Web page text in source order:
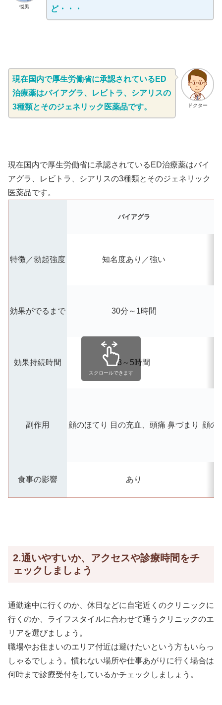
悩男 ど・・・
ドクター
現在国内で厚生労働省に承認されているED
治療薬はバイアグラ、レビトラ、シアリスの
3種類とそのジェネリック医薬品です。
現在国内で厚生労働省に承認されているED治療薬はバイ
アグラ、レビトラ、シアリスの3種類とそのジェネリック
医薬品です。
バイアグラ
特徴／勃起強度 知名度あり／強い
効果がでるまで 30分～1時間
効果持続時間 3～5時間
副作用 顔のほてり 目の充血、頭痛 鼻づまり 顔の
食事の影響 あり
スクロールできます
2.通いやすいか、アクセスや診療時間をチ
ェックしましょう
通勤途中に行くのか、休日などに自宅近くのクリニックに
行くのか、ライフスタイルに合わせて通うクリニックのエ
リアを選びましょう。
職場やお住まいのエリア付近は避けたいという方もいらっ
しゃるでしょう。慣れない場所や仕事あがりに行く場合は
何時まで診療受付をしているかチェックしましょう。